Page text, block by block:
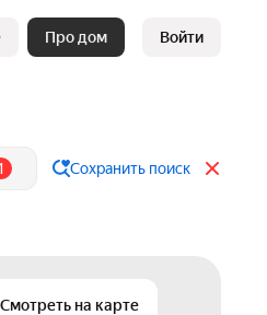
Про дом Войти
Сохранить поиск
Смотреть на карте